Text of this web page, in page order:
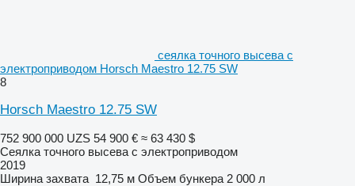
сеялка точного высева с
электроприводом Horsch Maestro 12.75 SW
8
Horsch Maestro 12.75 SW
752 900 000 UZS 54 900 € ≈ 63 430 $
Сеялка точного высева с электроприводом
2019
Ширина захвата 12,75 м Объем бункера 2 000 л